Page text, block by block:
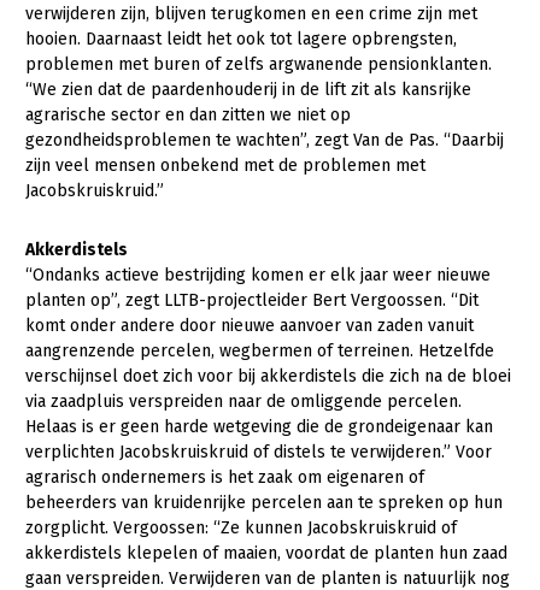
Geitenhouderij
Kalverhouderij
Konijnenhouderij
Melkveehouderij
Paardenhouderij
Pluimveehouderij
Schapenhouderij
Varkenshouderij
Vleesveehouderij
Akkerbouw
Biologische Landbouw
Bollenteelt
Bomen, vaste planten en zomerbloemen
Fruitteelt
Glastuinbouw
Paddenstoelen
Vollegrondsgroente
Multifunctionele landbouw
Multifunctioneel
Vrouw en Bedrijf
Onderwerpen
Nieuws
Nieuwsabonnement
Over LTO
LTO Nederland
Mensen
Bestuur en Directie
Medewerkers
Vakgroepbestuurders
Jaarverslag 2023
Vacatures
Pers
Contact
verwijderen zijn, blijven terugkomen en een crime zijn met
hooien. Daarnaast leidt het ook tot lagere opbrengsten,
problemen met buren of zelfs argwanende pensionklanten.
“We zien dat de paardenhouderij in de lift zit als kansrijke
agrarische sector en dan zitten we niet op
gezondheidsproblemen te wachten”, zegt Van de Pas. “Daarbij
zijn veel mensen onbekend met de problemen met
Jacobskruiskruid.”
Akkerdistels
“Ondanks actieve bestrijding komen er elk jaar weer nieuwe
planten op”, zegt LLTB-projectleider Bert Vergoossen. “Dit
komt onder andere door nieuwe aanvoer van zaden vanuit
aangrenzende percelen, wegbermen of terreinen. Hetzelfde
verschijnsel doet zich voor bij akkerdistels die zich na de bloei
via zaadpluis verspreiden naar de omliggende percelen.
Helaas is er geen harde wetgeving die de grondeigenaar kan
verplichten Jacobskruiskruid of distels te verwijderen.” Voor
agrarisch ondernemers is het zaak om eigenaren of
beheerders van kruidenrijke percelen aan te spreken op hun
zorgplicht. Vergoossen: “Ze kunnen Jacobskruiskruid of
akkerdistels klepelen of maaien, voordat de planten hun zaad
gaan verspreiden. Verwijderen van de planten is natuurlijk nog